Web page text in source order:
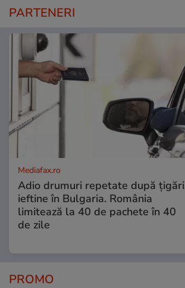
PARTENERI
Mediafax.ro
Adio drumuri repetate după țigări
ieftine în Bulgaria. România
limitează la 40 de pachete în 40
de zile
PROMO